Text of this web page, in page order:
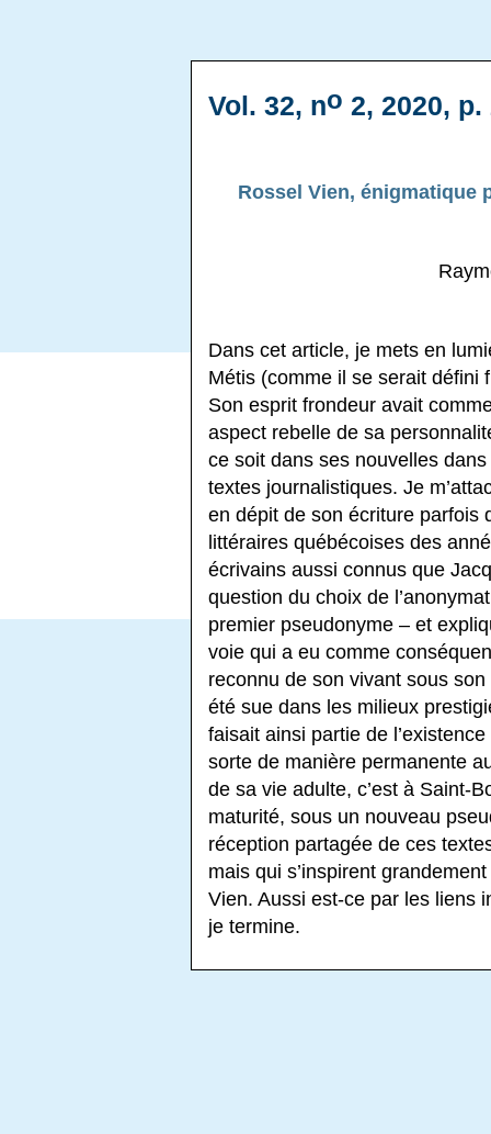
Vol. 32, no 2, 2020, p.
Rossel Vien, énigmatique
Dans cet article, je mets en
Métis (comme il se serait défini
Son esprit frondeur avait
aspect rebelle de sa
ce soit dans ses nouvelles
textes journalistiques. Je
en dépit de son écriture parfois
littéraires québécoises des
écrivains aussi connus que
question du choix de
premier pseudonyme – et
voie qui a eu comme
reconnu de son vivant sous
été sue dans les milieux
faisait ainsi partie de
sorte de manière permanente
de sa vie adulte, c’est à Saint-
maturité, sous un nouveau
réception partagée de ces
mais qui s’inspirent
Vien. Aussi est-ce par les liens
je termine.